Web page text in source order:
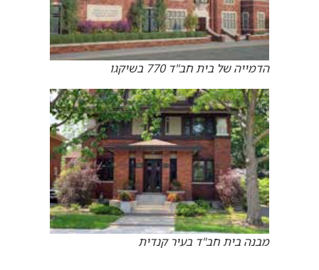
הדמייה של בית חב"ד 770 בשיקגו
מבנה בית חב"ד בעיר קנדית